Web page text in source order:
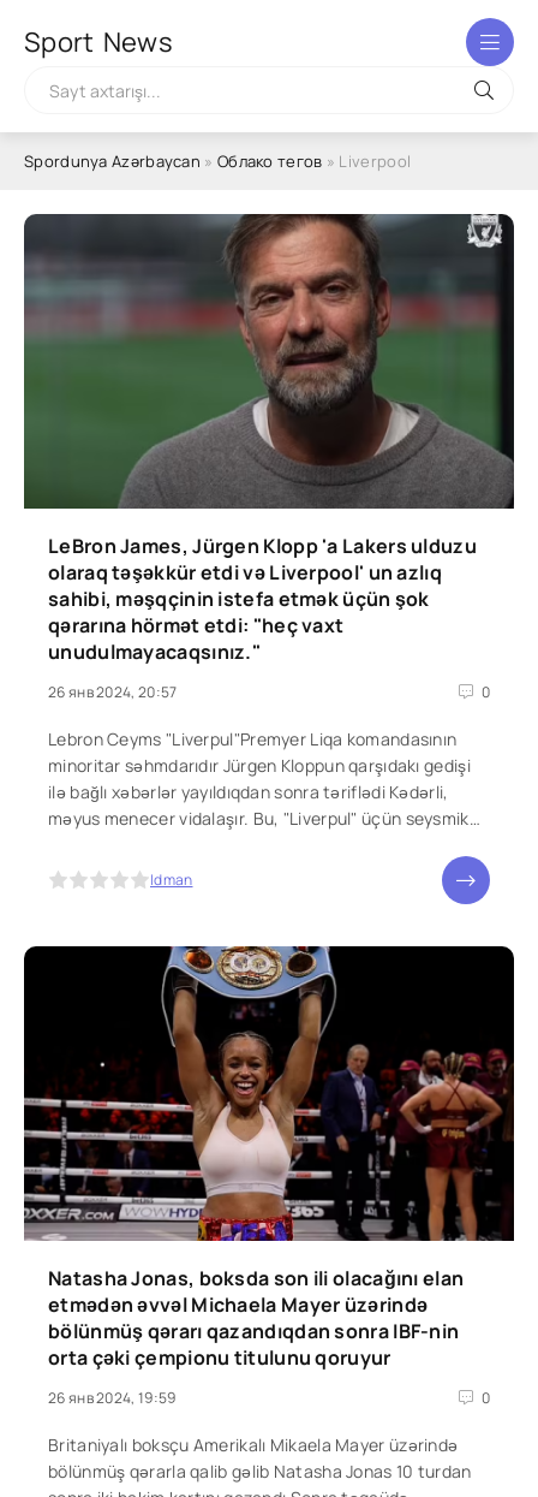
Sport News
Spordunya Azərbaycan » Облако тегов » Liverpool
LeBron James, Jürgen Klopp 'a Lakers ulduzu
olaraq təşəkkür etdi və Liverpool' un azlıq
sahibi, məşqçinin istefa etmək üçün şok
qərarına hörmət etdi: "heç vaxt
unudulmayacaqsınız."
26 янв 2024, 20:57 0
Lebron Ceyms "Liverpul"Premyer Liqa komandasının
minoritar səhmdarıdır Jürgen Kloppun qarşıdakı gedişi
ilə bağlı xəbərlər yayıldıqdan sonra təriflədi Kədərli,
məyus menecer vidalaşır. Bu, "Liverpul" üçün seysmik
Idman
Natasha Jonas, boksda son ili olacağını elan
etmədən əvvəl Michaela Mayer üzərində
bölünmüş qərarı qazandıqdan sonra IBF-nin
orta çəki çempionu titulunu qoruyur
26 янв 2024, 19:59 0
Britaniyalı boksçu Amerikalı Mikaela Mayer üzərində
bölünmüş qərarla qalib gəlib Natasha Jonas 10 turdan